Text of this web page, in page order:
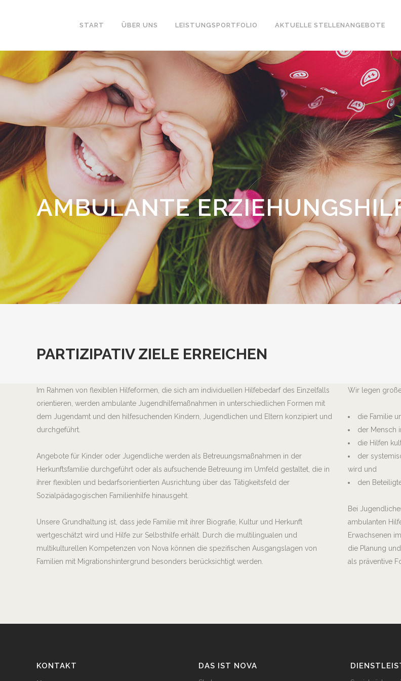
START ÜBER UNS LEISTUNGSPORTFOLIO AKTUELLE STELLENANGEBOTE
AMBULANTE
PARTIZIPATIV ZIELE ERREICHEN
Im Rahmen von flexiblen Hilfeformen, die sich am individuellen Hilfebedarf des Einzelfalls
orientieren, werden ambulante Jugendhilfemaßnahmen in unterschiedlichen Formen mit
dem Jugendamt und den hilfesuchenden Kindern, Jugendlichen und Eltern konzipiert und
durchgeführt.
Angebote für Kinder oder Jugendliche werden als Betreuungsmaßnahmen in der
Herkunftsfamilie durchgeführt oder als aufsuchende Betreuung im Umfeld gestaltet, die in
ihrer flexiblen und bedarfsorientierten Ausrichtung über das Tätigkeitsfeld der
Sozialpädagogischen Familienhilfe hinausgeht.
Unsere Grundhaltung ist, dass jede Familie mit ihrer Biografie, Kultur und Herkunft
wertgeschätzt wird und Hilfe zur Selbsthilfe erhält. Durch die multilingualen und
multikulturellen Kompetenzen von Nova können die spezifischen Ausgangslagen von
Familien mit Migrationshintergrund besonders berücksichtigt werden.
Wir legen
die Familie
der Mensch
die Hilfen
der
wird und
den
Bei
ambulanten
Erwachsenen
die Planung
als präventive
KONTAKT DAS IST NOVA